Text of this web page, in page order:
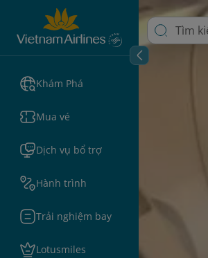
Khám Phá
Mua vé
Dịch vụ bổ trợ
Hành trình
Trải nghiệm bay
Lotusmiles